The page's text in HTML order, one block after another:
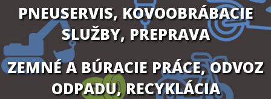
PNEUSERVIS, KOVOOBRÁBACIE
SLUŽBY, PREPRAVA
ZEMNÉ A BÚRACIE PRÁCE, ODVOZ
ODPADU, RECYKLÁCIA